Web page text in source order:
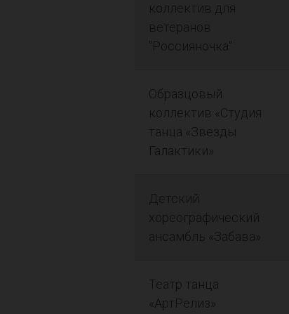
коллектив для
ветеранов
"Россияночка"
Образцовый
коллектив «Студия
танца «Звезды
Галактики»
Детский
хореографический
ансамбль «Забава»
Театр танца
«АртРелиз»